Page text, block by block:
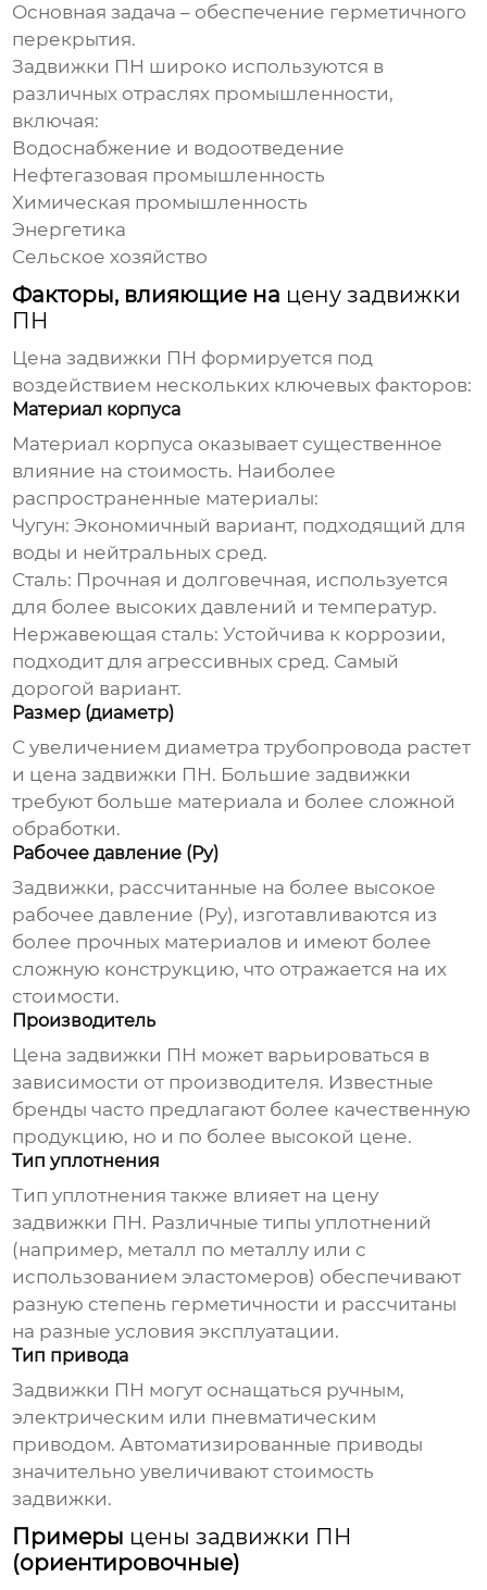
Основная задача – обеспечение герметичного
перекрытия.
Задвижки ПН широко используются в
различных отраслях промышленности,
включая:
Водоснабжение и водоотведение
Нефтегазовая промышленность
Химическая промышленность
Энергетика
Сельское хозяйство
Факторы, влияющие на цену задвижки
ПН
Цена задвижки ПН формируется под
воздействием нескольких ключевых факторов:
Материал корпуса
Материал корпуса оказывает существенное
влияние на стоимость. Наиболее
распространенные материалы:
Чугун: Экономичный вариант, подходящий для
воды и нейтральных сред.
Сталь: Прочная и долговечная, используется
для более высоких давлений и температур.
Нержавеющая сталь: Устойчива к коррозии,
подходит для агрессивных сред. Самый
дорогой вариант.
Размер (диаметр)
С увеличением диаметра трубопровода растет
и цена задвижки ПН. Большие задвижки
требуют больше материала и более сложной
обработки.
Рабочее давление (Ру)
Задвижки, рассчитанные на более высокое
рабочее давление (Ру), изготавливаются из
более прочных материалов и имеют более
сложную конструкцию, что отражается на их
стоимости.
Производитель
Цена задвижки ПН может варьироваться в
зависимости от производителя. Известные
бренды часто предлагают более качественную
продукцию, но и по более высокой цене.
Тип уплотнения
Тип уплотнения также влияет на цену
задвижки ПН. Различные типы уплотнений
(например, металл по металлу или с
использованием эластомеров) обеспечивают
разную степень герметичности и рассчитаны
на разные условия эксплуатации.
Тип привода
Задвижки ПН могут оснащаться ручным,
электрическим или пневматическим
приводом. Автоматизированные приводы
значительно увеличивают стоимость
задвижки.
Примеры цены задвижки ПН
(ориентировочные)